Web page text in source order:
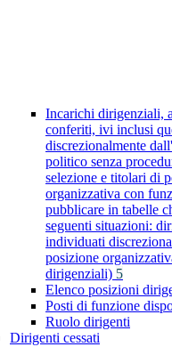
Incarichi dirigenziali,
conferiti, ivi inclusi
discrezionalmente
politico senza
selezione e titolari di
organizzativa con
pubblicare in tabelle
seguenti situazioni:
individuati
posizione
dirigenziali) 5
Elenco posizioni
Posti di funzione
Ruolo dirigenti
Dirigenti cessati